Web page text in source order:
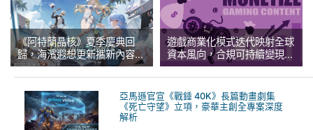
《阿特蘭晶核》夏季慶典回
歸，海濱遐想更新攜新內容等
你探索
遊戲商業化模式迭代映射全球
資本風向，合規可持續變現賽
道成為投融資核心主線
亞馬遜官宣《戰錘 40K》長篇動畫劇集
《死亡守望》立項，豪華主創全專案深度
解析